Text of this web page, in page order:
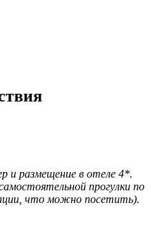
и размещение в отеле 4*.
прогулки по
что можно посетить).